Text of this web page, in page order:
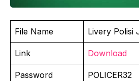
File Name Livery Polisi
Link Download
Password POLICER32